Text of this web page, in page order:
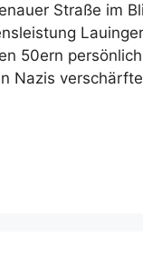
Straße im
50ern
Nazis